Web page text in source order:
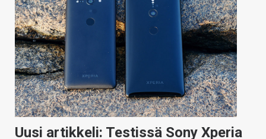
Uusi artikkeli: Testissä Sony Xperia